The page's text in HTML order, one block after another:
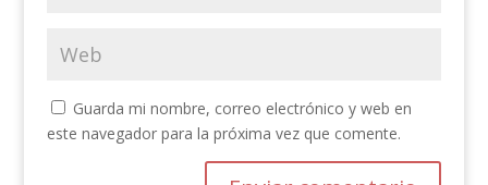
Guarda mi nombre, correo electrónico y web en
este navegador para la próxima vez que comente.